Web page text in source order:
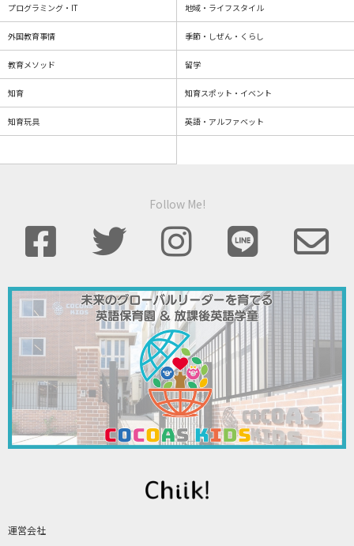
運営会社
プログラミング・IT 地域・ライフスタイル
外国教育事情 季節・しぜん・くらし
教育メソッド 留学
知育 知育スポット・イベント
知育玩具 英語・アルファベット
Follow Me!